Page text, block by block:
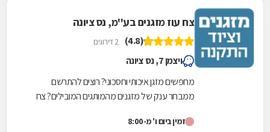
צח עוז מזגנים בע''מ, נס ציונה
(4.8) 2 דירוגים
ויצמן 7, נס ציונה
מחפשים מזגן איכותי וחסכוני? רוצים להתרשם
ממבחר ענק של מזגנים מהמותגים המובילים? צח
מזגנים למעלה...
זמין ביום ו' מ-8:00